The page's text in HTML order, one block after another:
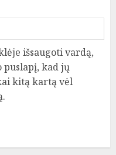
išsaugoti vardą,
puslapį, kad jų
kitą kartą vėl